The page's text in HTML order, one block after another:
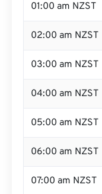
01:00 am NZST
02:00 am NZST
03:00 am NZST
04:00 am NZST
05:00 am NZST
06:00 am NZST
07:00 am NZST